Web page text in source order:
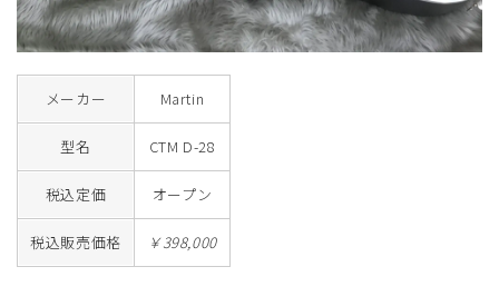
メーカー Martin
型名 CTM D-28
税込定価 オープン
税込販売価格 ￥398,000